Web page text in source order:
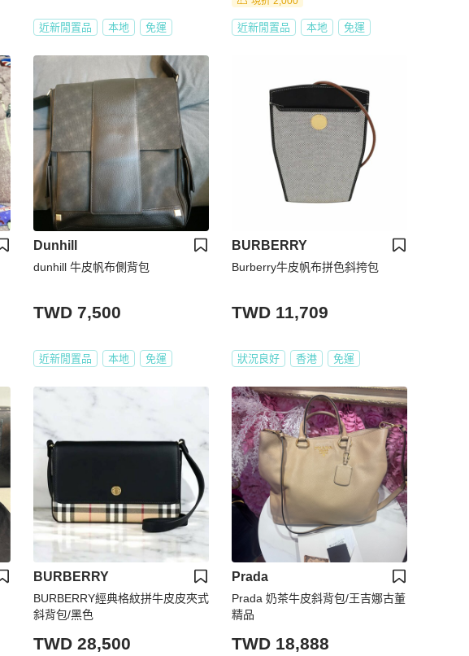
近新閒置品 本地 免運 近新閒置品 本地 免運
Dunhill
dunhill 牛皮帆布側背包
TWD 7,500
近新閒置品 本地 免運
BURBERRY
Burberry牛皮帆布拼色斜挎包
TWD 11,709
狀況良好 香港 免運
BURBERRY
BURBERRY經典格紋拼牛皮皮夾式
斜背包/黑色
TWD 28,500
Prada
Prada 奶茶牛皮斜背包/王吉娜古董
精品
TWD 18,888